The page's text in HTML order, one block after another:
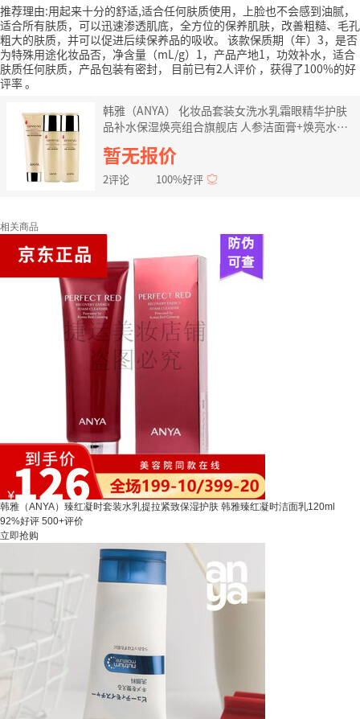
推荐理由:用起来十分的舒适,适合任何肤质使用，上脸也不会感到油腻，
适合所有肤质，可以迅速渗透肌底，全方位的保养肌肤，改善粗糙、毛孔
粗大的肤质，并可以促进后续保养品的吸收。 该款保质期（年）3，是否
为特殊用途化妆品否，净含量（mL/g）1，产品产地1，功效补水，适合
肤质任何肤质，产品包装有密封，
目前已有2人评价 ，获得了100%的好
评率。
韩雅（ANYA） 化妆品套装女洗水乳霜眼精华护肤
品补水保湿焕亮组合旗舰店 人参洁面膏+焕亮水
+焕亮乳三件套
暂无报价
2评论 100%好评
相关商品
韩雅（ANYA）臻红凝时套装水乳提拉紧致保湿护肤 韩雅臻红凝时洁面乳120ml
92%好评 500+评价
立即抢购